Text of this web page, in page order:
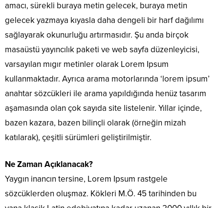
amacı, sürekli buraya metin gelecek, buraya metin
gelecek yazmaya kıyasla daha dengeli bir harf dağılımı
sağlayarak okunurluğu artırmasıdır. Şu anda birçok
masaüstü yayıncılık paketi ve web sayfa düzenleyicisi,
varsayılan mıgır metinler olarak Lorem Ipsum
kullanmaktadır. Ayrıca arama motorlarında ‘lorem ipsum’
anahtar sözcükleri ile arama yapıldığında henüz tasarım
aşamasında olan çok sayıda site listelenir. Yıllar içinde,
bazen kazara, bazen bilinçli olarak (örneğin mizah
katılarak), çeşitli sürümleri geliştirilmiştir.
Ne Zaman Açıklanacak?
Yaygın inancın tersine, Lorem Ipsum rastgele
sözcüklerden oluşmaz. Kökleri M.Ö. 45 tarihinden bu